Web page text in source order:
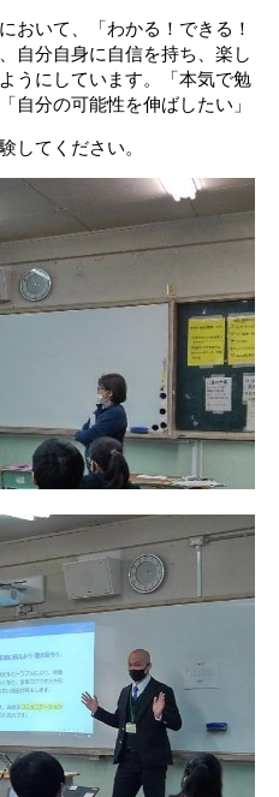
おいて、「わかる！できる！
自分自身に自信を持ち、楽し
うにしています。「本気で勉
自分の可能性を伸ばしたい」
してください。